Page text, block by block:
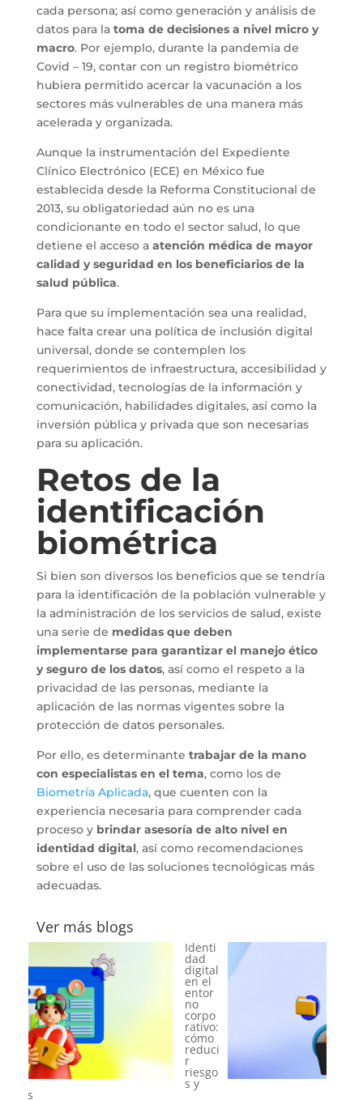
cada persona; así como generación y análisis de
datos para la toma de decisiones a nivel micro y
macro. Por ejemplo, durante la pandemia de
Covid – 19, contar con un registro biométrico
hubiera permitido acercar la vacunación a los
sectores más vulnerables de una manera más
acelerada y organizada.
Aunque la instrumentación del Expediente
Clínico Electrónico (ECE) en México fue
establecida desde la Reforma Constitucional de
2013, su obligatoriedad aún no es una
condicionante en todo el sector salud, lo que
detiene el acceso a atención médica de mayor
calidad y seguridad en los beneficiarios de la
salud pública.
Para que su implementación sea una realidad,
hace falta crear una política de inclusión digital
universal, donde se contemplen los
requerimientos de infraestructura, accesibilidad y
conectividad, tecnologías de la información y
comunicación, habilidades digitales, así como la
inversión pública y privada que son necesarias
para su aplicación.
Retos de la
identificación
biométrica
Si bien son diversos los beneficios que se tendría
para la identificación de la población vulnerable y
la administración de los servicios de salud, existe
una serie de medidas que deben
implementarse para garantizar el manejo ético
y seguro de los datos, así como el respeto a la
privacidad de las personas, mediante la
aplicación de las normas vigentes sobre la
protección de datos personales.
Por ello, es determinante trabajar de la mano
con especialistas en el tema, como los de
Biometría Aplicada, que cuenten con la
experiencia necesaria para comprender cada
proceso y brindar asesoría de alto nivel en
identidad digital, así como recomendaciones
sobre el uso de las soluciones tecnológicas más
adecuadas.
Ver más blogs
en el
sector
financ
iero:
cómo
ganar
confia
nza